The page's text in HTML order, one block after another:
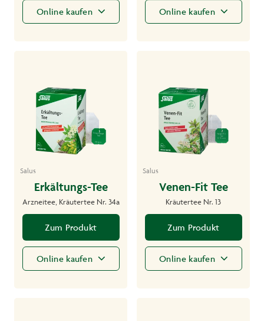
Online kaufen Online kaufen
Salus
Erkältungs-Tee
Arzneitee, Kräutertee Nr. 34a
Zum Produkt
Online kaufen
Salus
Venen-Fit Tee
Kräutertee Nr. 13
Zum Produkt
Online kaufen